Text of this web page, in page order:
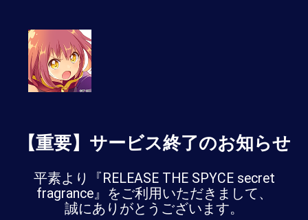
【重要】サービス終了のお知らせ
平素より『RELEASE THE SPYCE secret
fragrance』をご利用いただきまして、
誠にありがとうございます。